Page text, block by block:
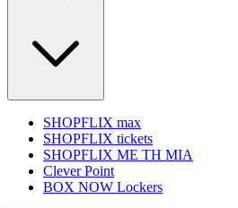
SHOPFLIX max
SHOPFLIX tickets
SHOPFLIX ΜΕ ΤΗ ΜΙΑ
Clever Point
BOX NOW Lockers